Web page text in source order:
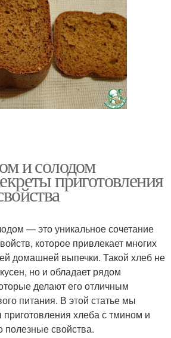
и солодом
приготовления
— это уникальное сочетание
которое привлекает многих
домашней выпечки. Такой хлеб не
но и обладает рядом
делают его отличным
питания. В этой статье мы
хлеба с тмином и
полезные свойства.